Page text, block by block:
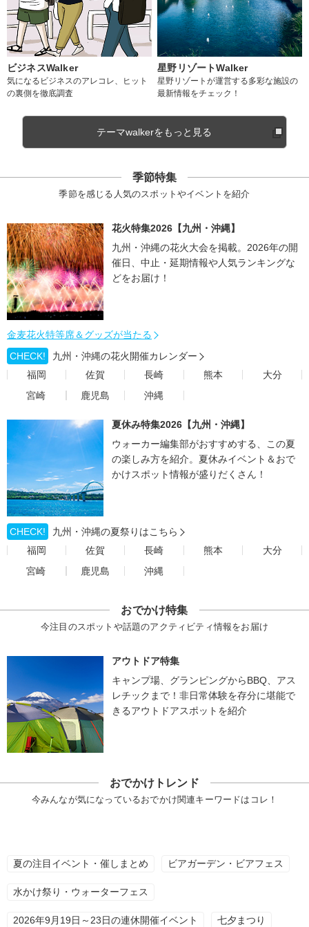
ビジネスWalker
気になるビジネスのアレコレ、ヒット
の裏側を徹底調査
星野リゾートWalker
星野リゾートが運営する多彩な施設の
最新情報をチェック！
テーマwalkerをもっと見る
季節特集
季節を感じる人気のスポットやイベントを紹介
花火特集2026【九州・沖縄】
九州・沖縄の花火大会を掲載。2026年の開
催日、中止・延期情報や人気ランキングな
どをお届け！
金麦花火特等席＆グッズが当たる
CHECK!
九州・沖縄の花火開催カレンダー
福岡
佐賀 長崎 熊本
大分
宮崎
鹿児島 沖縄
夏休み特集2026【九州・沖縄】
ウォーカー編集部がおすすめする、この夏
の楽しみ方を紹介。夏休みイベント＆おで
かけスポット情報が盛りだくさん！
CHECK!
九州・沖縄の夏祭りはこちら
福岡
佐賀 長崎 熊本
大分
宮崎
鹿児島 沖縄
おでかけ特集
今注目のスポットや話題のアクティビティ情報をお届け
アウトドア特集
キャンプ場、グランピングからBBQ、アス
レチックまで！非日常体験を存分に堪能で
きるアウトドアスポットを紹介
おでかけトレンド
今みんなが気になっているおでかけ関連キーワードはコレ！
夏の注目イベント・催しまとめ ビアガーデン・ビアフェス
水かけ祭り・ウォーターフェス
2026年9月19日～23日の連休開催イベント 七夕まつり